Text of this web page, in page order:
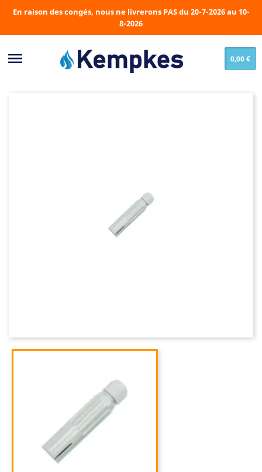
En raison des congés, nous ne livrerons PAS du 20-7-2026 au 10-
8-2026
 0,00 €